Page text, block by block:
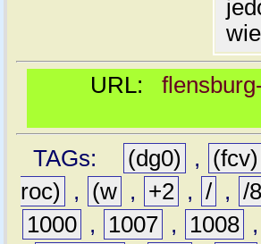
URL:
TAGs: (dg0) , (fcv)
roc)
, (w , +2 , / , /8
1000 , 1007 , 1008 ,